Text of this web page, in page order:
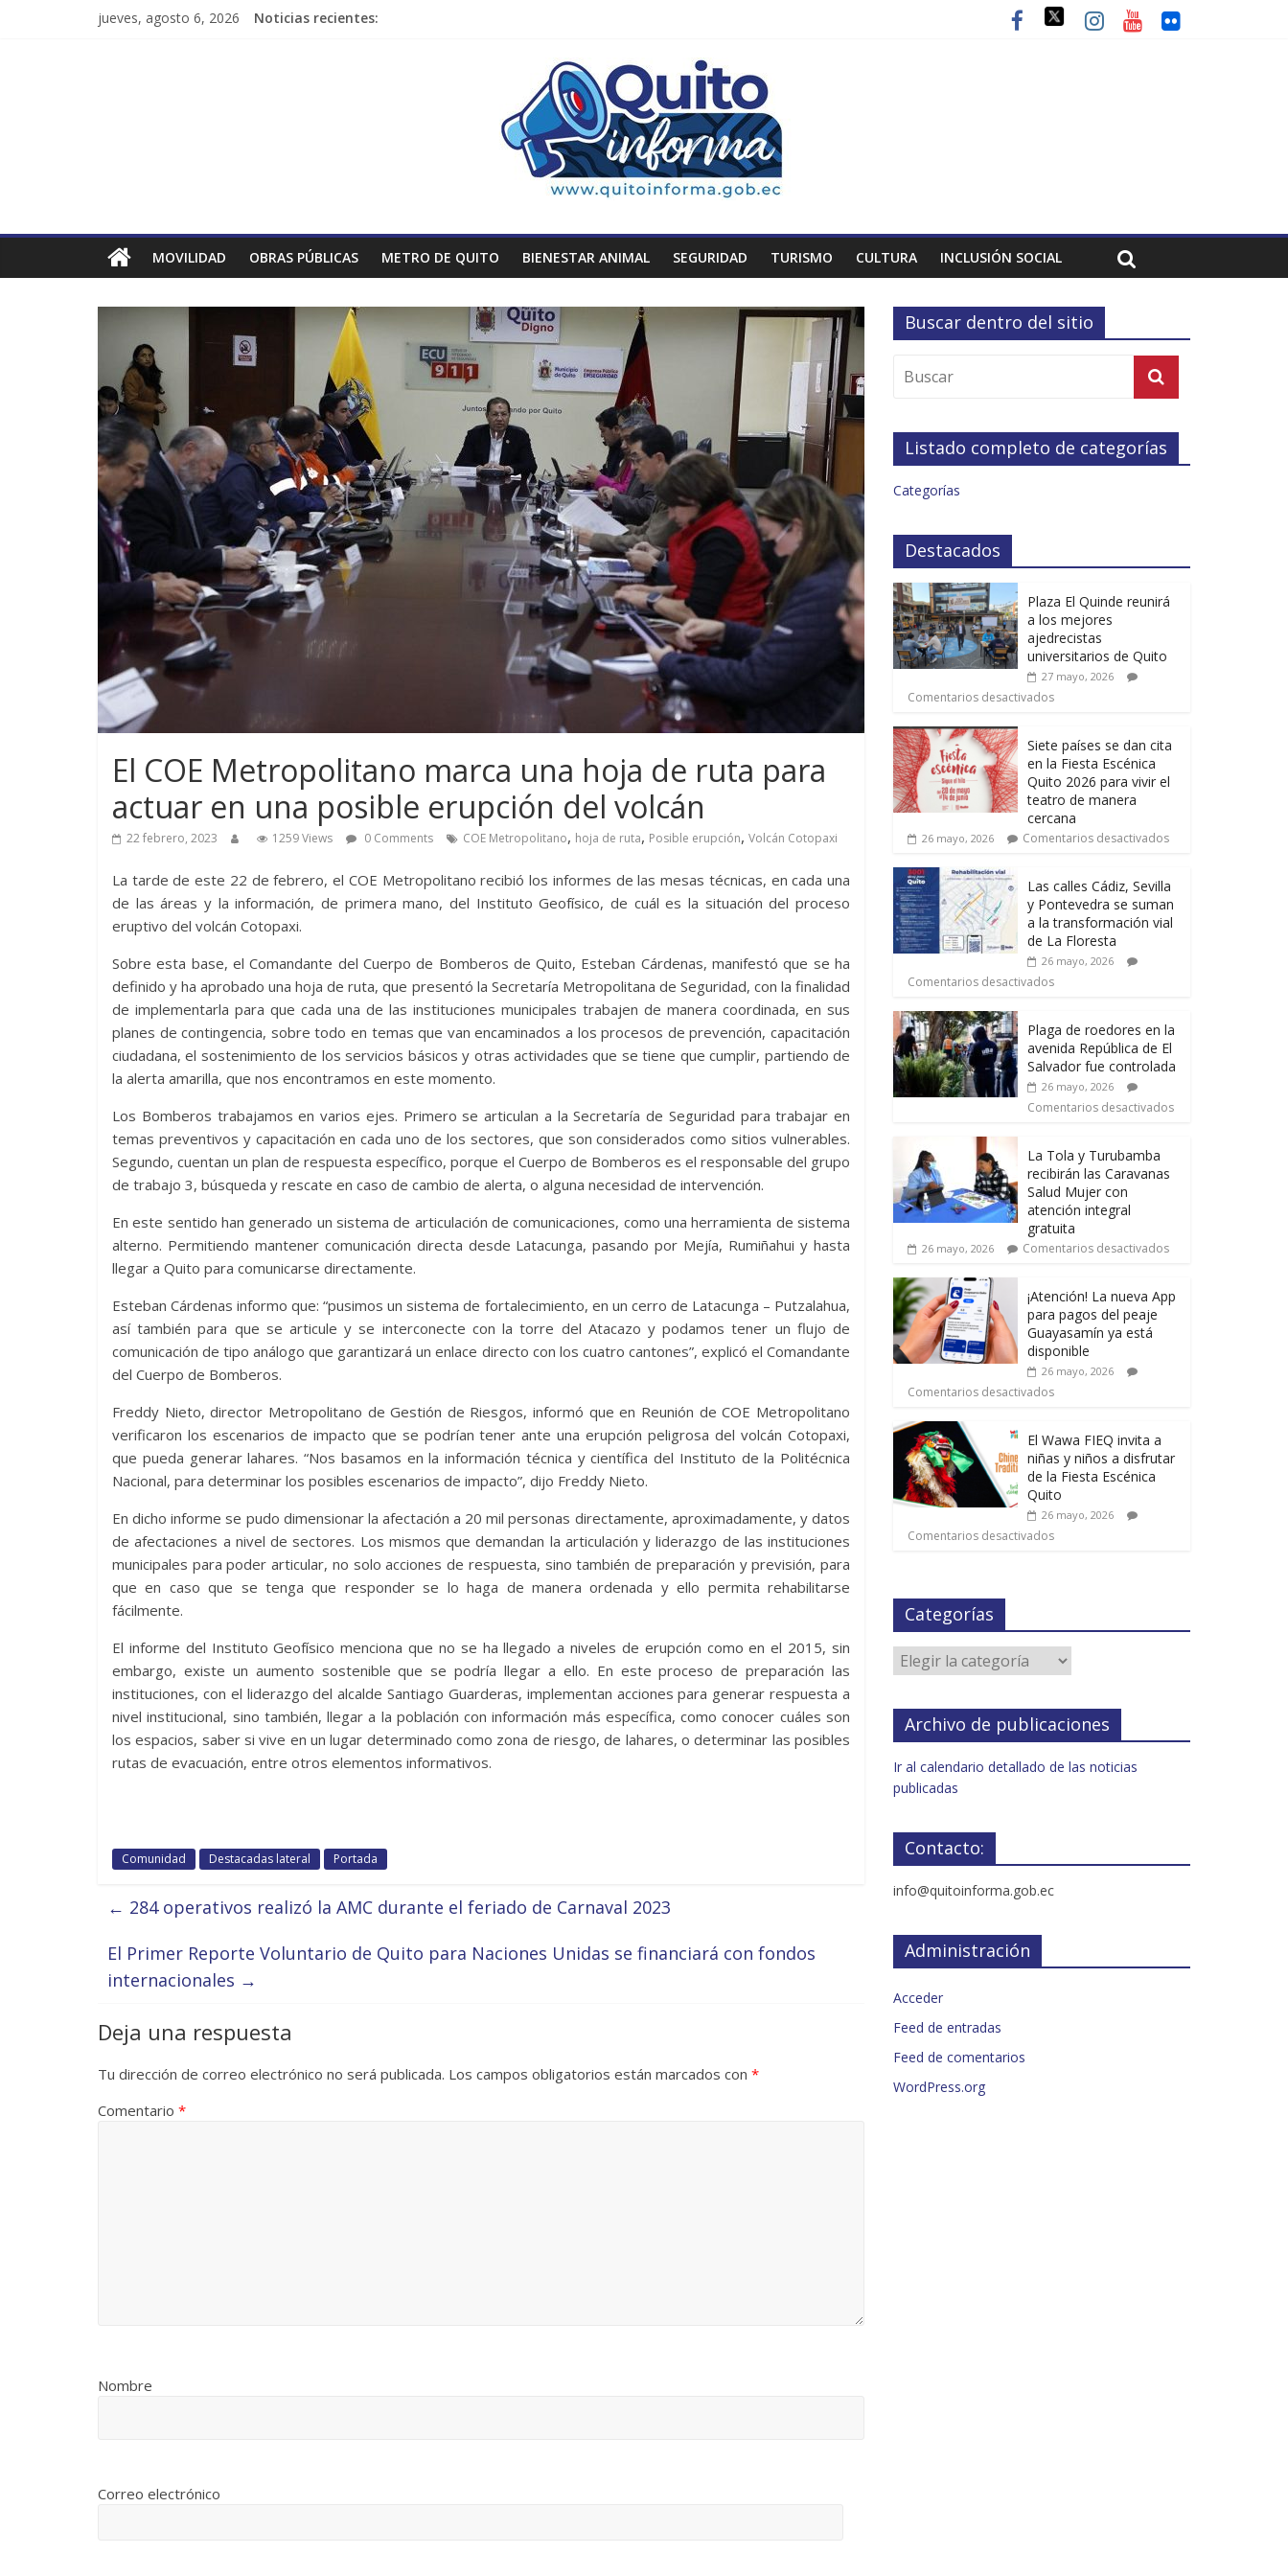
jueves, agosto 6, 2026 Noticias recientes:
MOVILIDAD OBRAS PÚBLICAS METRO DE QUITO BIENESTAR ANIMAL SEGURIDAD TURISMO CULTURA INCLUSIÓN SOCIAL
El COE Metropolitano marca una hoja de ruta para
actuar en una posible erupción del volcán
22 febrero, 2023 1259 Views 0 Comments COE Metropolitano, hoja de ruta, Posible erupción, Volcán Cotopaxi
La tarde de este 22 de febrero, el COE Metropolitano recibió los informes de las mesas técnicas, en cada una
de las áreas y la información, de primera mano, del Instituto Geofísico, de cuál es la situación del proceso
eruptivo del volcán Cotopaxi.
Sobre esta base, el Comandante del Cuerpo de Bomberos de Quito, Esteban Cárdenas, manifestó que se ha
definido y ha aprobado una hoja de ruta, que presentó la Secretaría Metropolitana de Seguridad, con la finalidad
de implementarla para que cada una de las instituciones municipales trabajen de manera coordinada, en sus
planes de contingencia, sobre todo en temas que van encaminados a los procesos de prevención, capacitación
ciudadana, el sostenimiento de los servicios básicos y otras actividades que se tiene que cumplir, partiendo de
la alerta amarilla, que nos encontramos en este momento.
Los Bomberos trabajamos en varios ejes. Primero se articulan a la Secretaría de Seguridad para trabajar en
temas preventivos y capacitación en cada uno de los sectores, que son considerados como sitios vulnerables.
Segundo, cuentan un plan de respuesta específico, porque el Cuerpo de Bomberos es el responsable del grupo
de trabajo 3, búsqueda y rescate en caso de cambio de alerta, o alguna necesidad de intervención.
En este sentido han generado un sistema de articulación de comunicaciones, como una herramienta de sistema
alterno. Permitiendo mantener comunicación directa desde Latacunga, pasando por Mejía, Rumiñahui y hasta
llegar a Quito para comunicarse directamente.
Esteban Cárdenas informo que: “pusimos un sistema de fortalecimiento, en un cerro de Latacunga – Putzalahua,
así también para que se articule y se interconecte con la torre del Atacazo y podamos tener un flujo de
comunicación de tipo análogo que garantizará un enlace directo con los cuatro cantones”, explicó el Comandante
del Cuerpo de Bomberos.
Freddy Nieto, director Metropolitano de Gestión de Riesgos, informó que en Reunión de COE Metropolitano
verificaron los escenarios de impacto que se podrían tener ante una erupción peligrosa del volcán Cotopaxi,
que pueda generar lahares. “Nos basamos en la información técnica y científica del Instituto de la Politécnica
Nacional, para determinar los posibles escenarios de impacto”, dijo Freddy Nieto.
En dicho informe se pudo dimensionar la afectación a 20 mil personas directamente, aproximadamente, y datos
de afectaciones a nivel de sectores. Los mismos que demandan la articulación y liderazgo de las instituciones
municipales para poder articular, no solo acciones de respuesta, sino también de preparación y previsión, para
que en caso que se tenga que responder se lo haga de manera ordenada y ello permita rehabilitarse
fácilmente.
El informe del Instituto Geofísico menciona que no se ha llegado a niveles de erupción como en el 2015, sin
embargo, existe un aumento sostenible que se podría llegar a ello. En este proceso de preparación las
instituciones, con el liderazgo del alcalde Santiago Guarderas, implementan acciones para generar respuesta a
nivel institucional, sino también, llegar a la población con información más específica, como conocer cuáles son
los espacios, saber si vive en un lugar determinado como zona de riesgo, de lahares, o determinar las posibles
rutas de evacuación, entre otros elementos informativos.
Comunidad Destacadas lateral Portada
← 284 operativos realizó la AMC durante el feriado de Carnaval 2023
El Primer Reporte Voluntario de Quito para Naciones Unidas se financiará con fondos
internacionales →
Deja una respuesta
Tu dirección de correo electrónico no será publicada. Los campos obligatorios están marcados con *
Comentario *
Nombre
Correo electrónico
Buscar dentro del sitio
Listado completo de categorías
Categorías
Destacados
Plaza El Quinde reunirá
a los mejores
ajedrecistas
universitarios de Quito
27 mayo, 2026
Comentarios desactivados
Siete países se dan cita
en la Fiesta Escénica
Quito 2026 para vivir el
teatro de manera
cercana
26 mayo, 2026 Comentarios desactivados
Las calles Cádiz, Sevilla
y Pontevedra se suman
a la transformación vial
de La Floresta
26 mayo, 2026
Comentarios desactivados
Plaga de roedores en la
avenida República de El
Salvador fue controlada
26 mayo, 2026
Comentarios desactivados
La Tola y Turubamba
recibirán las Caravanas
Salud Mujer con
atención integral
gratuita
26 mayo, 2026 Comentarios desactivados
¡Atención! La nueva App
para pagos del peaje
Guayasamín ya está
disponible
26 mayo, 2026
Comentarios desactivados
El Wawa FIEQ invita a
niñas y niños a disfrutar
de la Fiesta Escénica
Quito
26 mayo, 2026
Comentarios desactivados
Categorías
Archivo de publicaciones
Ir al calendario detallado de las noticias
publicadas
Contacto:
info@quitoinforma.gob.ec
Administración
Acceder
Feed de entradas
Feed de comentarios
WordPress.org